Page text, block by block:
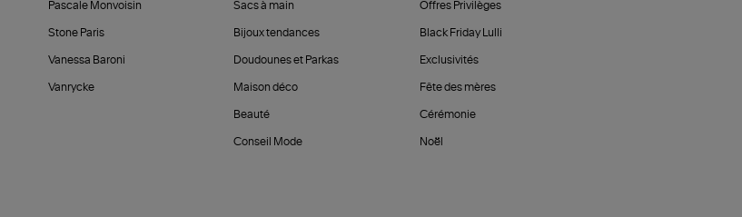
Pascale Monvoisin
Stone Paris
Vanessa Baroni
Vanrycke
Sacs à main
Bijoux tendances
Doudounes et Parkas
Maison déco
Beauté
Conseil Mode
Offres Privilèges
Black Friday Lulli
Exclusivités
Fête des mères
Cérémonie
Noël